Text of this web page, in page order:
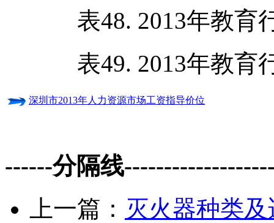
表48. 2013年教育
表49. 2013年教育
深圳市2013年人力资源市场工资指导价位
------分隔线
上一篇： 灭火器种类